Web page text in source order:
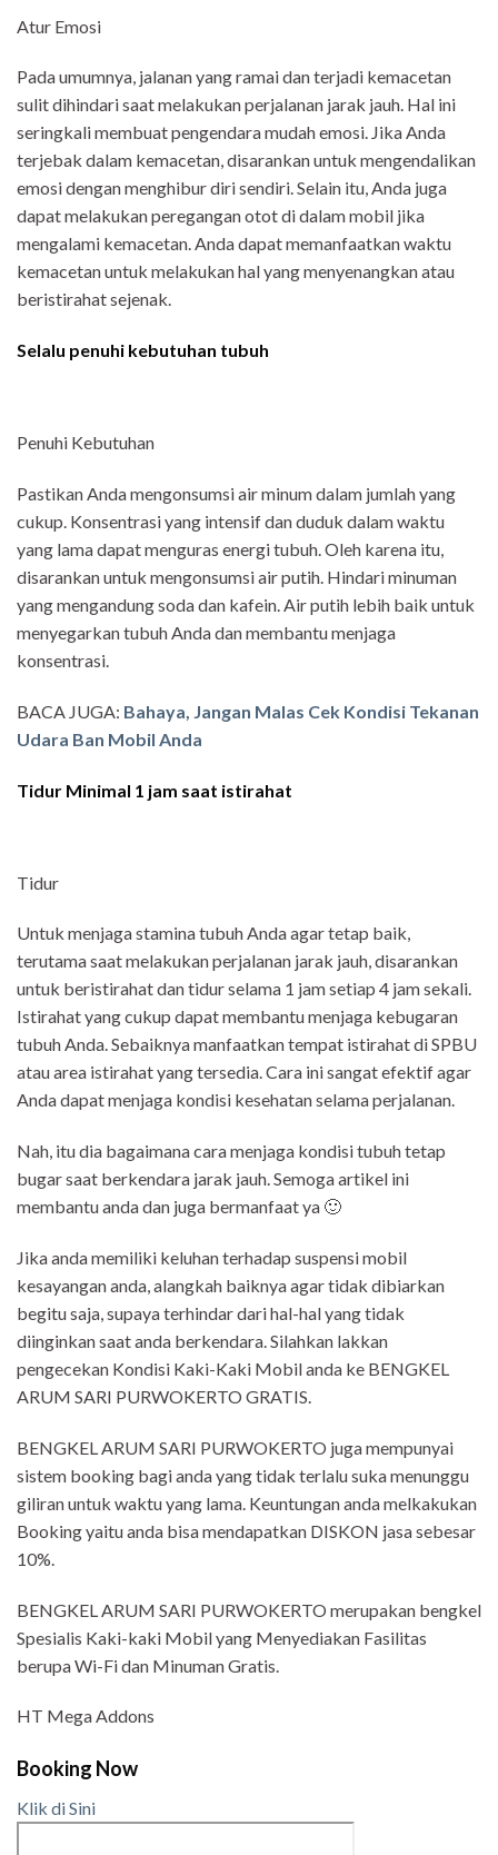
Atur Emosi
Pada umumnya, jalanan yang ramai dan terjadi kemacetan
sulit dihindari saat melakukan perjalanan jarak jauh. Hal ini
seringkali membuat pengendara mudah emosi. Jika Anda
terjebak dalam kemacetan, disarankan untuk mengendalikan
emosi dengan menghibur diri sendiri. Selain itu, Anda juga
dapat melakukan peregangan otot di dalam mobil jika
mengalami kemacetan. Anda dapat memanfaatkan waktu
kemacetan untuk melakukan hal yang menyenangkan atau
beristirahat sejenak.
Selalu penuhi kebutuhan tubuh
Penuhi Kebutuhan
Pastikan Anda mengonsumsi air minum dalam jumlah yang
cukup. Konsentrasi yang intensif dan duduk dalam waktu
yang lama dapat menguras energi tubuh. Oleh karena itu,
disarankan untuk mengonsumsi air putih. Hindari minuman
yang mengandung soda dan kafein. Air putih lebih baik untuk
menyegarkan tubuh Anda dan membantu menjaga
konsentrasi.
BACA JUGA: Bahaya, Jangan Malas Cek Kondisi Tekanan
Udara Ban Mobil Anda
Tidur Minimal 1 jam saat istirahat
Tidur
Untuk menjaga stamina tubuh Anda agar tetap baik,
terutama saat melakukan perjalanan jarak jauh, disarankan
untuk beristirahat dan tidur selama 1 jam setiap 4 jam sekali.
Istirahat yang cukup dapat membantu menjaga kebugaran
tubuh Anda. Sebaiknya manfaatkan tempat istirahat di SPBU
atau area istirahat yang tersedia. Cara ini sangat efektif agar
Anda dapat menjaga kondisi kesehatan selama perjalanan.
Nah, itu dia bagaimana cara menjaga kondisi tubuh tetap
bugar saat berkendara jarak jauh. Semoga artikel ini
membantu anda dan juga bermanfaat ya 🙂
Jika anda memiliki keluhan terhadap suspensi mobil
kesayangan anda, alangkah baiknya agar tidak dibiarkan
begitu saja, supaya terhindar dari hal-hal yang tidak
diinginkan saat anda berkendara. Silahkan lakkan
pengecekan Kondisi Kaki-Kaki Mobil anda ke BENGKEL
ARUM SARI PURWOKERTO GRATIS.
BENGKEL ARUM SARI PURWOKERTO juga mempunyai
sistem booking bagi anda yang tidak terlalu suka menunggu
giliran untuk waktu yang lama. Keuntungan anda melkakukan
Booking yaitu anda bisa mendapatkan DISKON jasa sebesar
10%.
BENGKEL ARUM SARI PURWOKERTO merupakan bengkel
Spesialis Kaki-kaki Mobil yang Menyediakan Fasilitas
berupa Wi-Fi dan Minuman Gratis.
HT Mega Addons
Booking Now
Klik di Sini